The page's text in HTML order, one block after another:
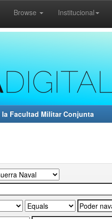
Browse Institucional
Facultad Militar Conjunta